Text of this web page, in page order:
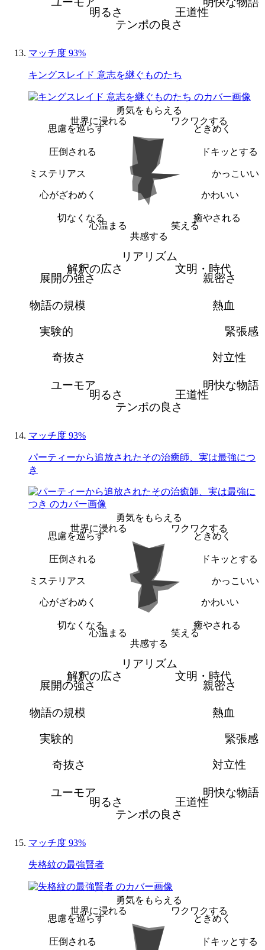
王道性
テンポの良さ
明るさ
マッチ度 93%
キングスレイド 意志を継ぐものたち
勇気をもらえる
ワクワクする
ときめく
ドキッとする
かっこいい
かわいい
癒やされる
笑える
共感する
心温まる
切なくなる
心がざわめく
ミステリアス
圧倒される
思慮を巡らす
世界に浸れる
リアリズム
文明・時代
親密さ
熱血
緊張感
対立性
明快な物語
王道性
テンポの良さ
明るさ
ユーモア
奇抜さ
実験的
物語の規模
展開の強さ
解釈の広さ
マッチ度 93%
パーティーから追放されたその治癒師、実は最強につ
き
勇気をもらえる
ワクワクする
ときめく
ドキッとする
かっこいい
かわいい
癒やされる
笑える
共感する
心温まる
切なくなる
心がざわめく
ミステリアス
圧倒される
思慮を巡らす
世界に浸れる
リアリズム
文明・時代
親密さ
熱血
緊張感
対立性
明快な物語
王道性
テンポの良さ
明るさ
ユーモア
奇抜さ
実験的
物語の規模
展開の強さ
解釈の広さ
マッチ度 93%
失格紋の最強賢者
勇気をもらえる
ワクワクする
ときめく
ドキッとする
圧倒される
思慮を巡らす
世界に浸れる